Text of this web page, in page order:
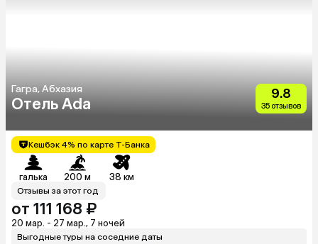
Гагра, Абхазия
Отель Ada
9.8
35 отзывов
Кешбэк 4% по карте Т-Банка
галька 200 м 38 км
Отзывы за этот год
от 111 168 ₽
20 мар. - 27 мар., 7 ночей
Выгодные туры на соседние даты